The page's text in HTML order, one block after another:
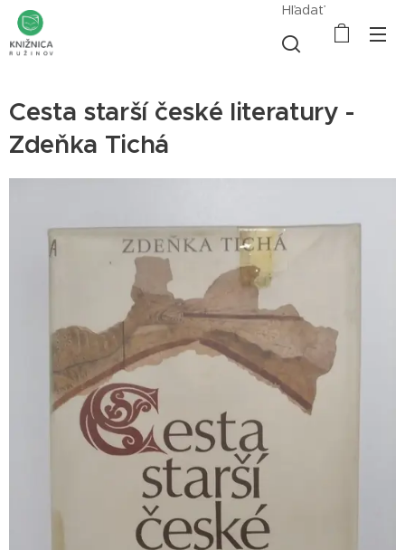
Hľadať
Cesta starší české literatury -
Zdeňka Tichá